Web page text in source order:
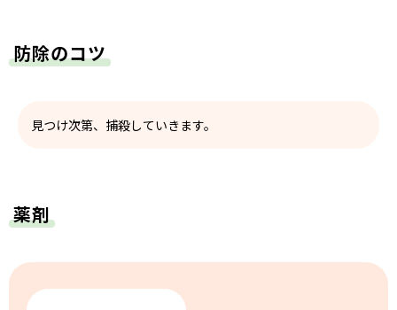
防除のコツ
見つけ次第、捕殺していきます。
薬剤